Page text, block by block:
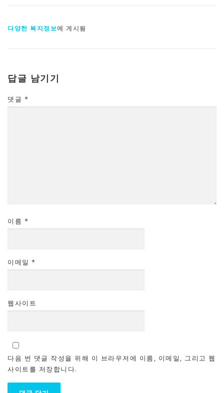
다양한 복지정보에 게시됨
답글 남기기
댓글 *
이름 *
이메일 *
웹사이트
다음 번 댓글 작성을 위해 이 브라우저에 이름, 이메일, 그리고 웹
사이트를 저장합니다.